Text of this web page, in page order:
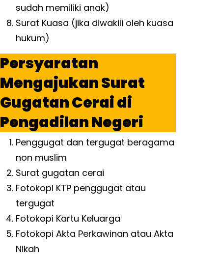
sudah memiliki anak)
Surat Kuasa (jika diwakili oleh kuasa
hukum)
Persyaratan
Mengajukan Surat
Gugatan Cerai di
Pengadilan Negeri
Penggugat dan tergugat beragama
non muslim
Surat gugatan cerai
Fotokopi KTP penggugat atau
tergugat
Fotokopi Kartu Keluarga
Fotokopi Akta Perkawinan atau Akta
Nikah